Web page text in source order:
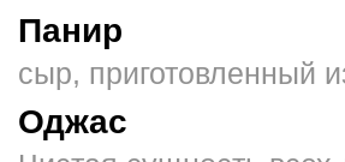
Панир
сыр, приготовленный
Оджас